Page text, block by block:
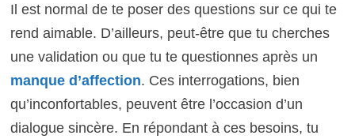
Il est normal de te poser des questions sur ce qui te
rend aimable. D’ailleurs, peut-être que tu cherches
une validation ou que tu te questionnes après un
manque d’affection. Ces interrogations, bien
qu’inconfortables, peuvent être l’occasion d’un
dialogue sincère. En répondant à ces besoins, tu